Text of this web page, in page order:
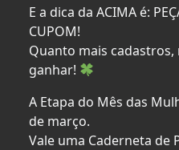
E a dica da ACIMA é:
CUPOM!
Quanto mais cadastros,
ganhar!
A Etapa do Mês das
de março.
Vale uma Caderneta de